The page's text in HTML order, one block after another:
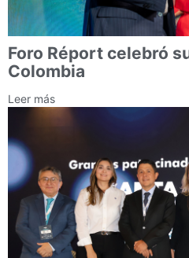
Foro Réport celebró
Colombia
Leer más